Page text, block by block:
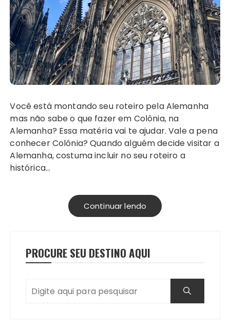
Você está montando seu roteiro pela Alemanha
mas não sabe o que fazer em Colônia, na
Alemanha? Essa matéria vai te ajudar. Vale a pena
conhecer Colônia? Quando alguém decide visitar a
Alemanha, costuma incluir no seu roteiro a
histórica…
Continuar lendo
PROCURE SEU DESTINO AQUI